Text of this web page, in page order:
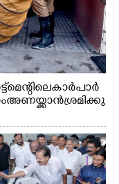
കാർ പാർ
അണയ്ക്കാൻ ശ്രമിക്കു